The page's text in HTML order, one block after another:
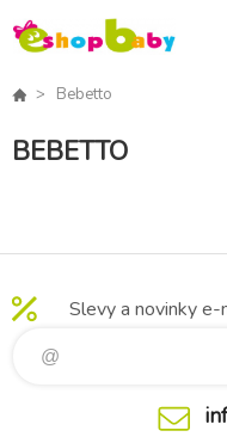
Bebetto
BEBETTO
Slevy a novinky e-